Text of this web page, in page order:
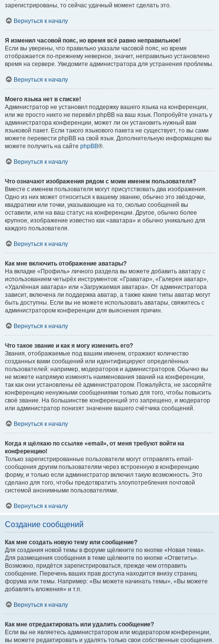
зарегистрированы, то сейчас удачный момент сделать это.
Вернуться к началу
Я изменил часовой пояс, но время всё равно неправильное!
Если вы уверены, что правильно указали часовой пояс, но время
отображается по-прежнему неверное, значит, неправильно установлено
время на сервере. Уведомите администратора для устранения проблемы.
Вернуться к началу
Моего языка нет в списке!
Администратор не установил поддержку вашего языка на конференции,
или же просто никто не перевёл phpBB на ваш язык. Попробуйте узнать у
администратора конференции, может ли он установить нужный вам
языковой пакет. Если такого языкового пакета не существует, то вы сами
можете перевести phpBB на свой язык. Дополнительную информацию вы
можете получить на сайте phpBB®.
Вернуться к началу
Что означают изображения рядом с моим именем пользователя?
Вместе с именем пользователя могут присутствовать два изображения.
Одно из них может относиться к вашему званию, обычно это звёздочки,
квадратики или точки, указывающие на то, сколько сообщений вы
оставили, или на ваш статус на конференции. Другое, обычно более
крупное, изображение известно как «аватара» и обычно уникально для
каждого пользователя.
Вернуться к началу
Как мне включить отображение аватары?
На вкладке «Профиль» личного раздела вы можете добавить аватару с
использованием четырёх инструментов: «Граватар», «Галерея аватар»,
«Удалённая аватара» или «Загружаемая аватара». От администратора
зависит, включена ли поддержка аватар, а также какие типы аватар могут
быть доступны. Если вы не можете использовать аватары, свяжитесь с
администратором конференции для выяснения причин.
Вернуться к началу
Что такое звание и как я могу изменить его?
Звания, отображаемые под вашим именем, отражают количество
созданных вами сообщений или идентифицируют определённых
пользователей: например, модераторов и администраторов. Обычно вы
не можете напрямую изменять наименования званий на конференции,
так как они установлены её администратором. Пожалуйста, не засоряйте
конференцию ненужными сообщениями только для того, чтобы повысить
своё звание. На большинстве конференций это запрещено, и модератор
или администратор понизят значение вашего счётчика сообщений.
Вернуться к началу
Когда я щёлкаю по ссылке «email», от меня требуют войти на
конференцию!
Только зарегистрированные пользователи могут отправлять email-
сообщения другим пользователям через встроенную в конференцию
форму, и только если администратор включил такую возможность. Это
сделано для того, чтобы предотвратить злоупотребления почтовой
системой анонимными пользователями.
Вернуться к началу
Создание сообщений
Как мне создать новую тему или сообщение?
Для создания новой темы в форуме щёлкните по кнопке «Новая тема».
Для размещения сообщения в теме щёлкните по кнопке «Ответить».
Возможно, придётся зарегистрироваться, прежде чем отправить
сообщение. Перечень ваших прав доступа находится внизу страниц
форума или темы. Например: «Вы можете начинать темы», «Вы можете
добавлять вложения» и т.п.
Вернуться к началу
Как мне отредактировать или удалить сообщение?
Если вы не являетесь администратором или модератором конференции,
вы можете редактировать и удалять только свои собственные сообщения.